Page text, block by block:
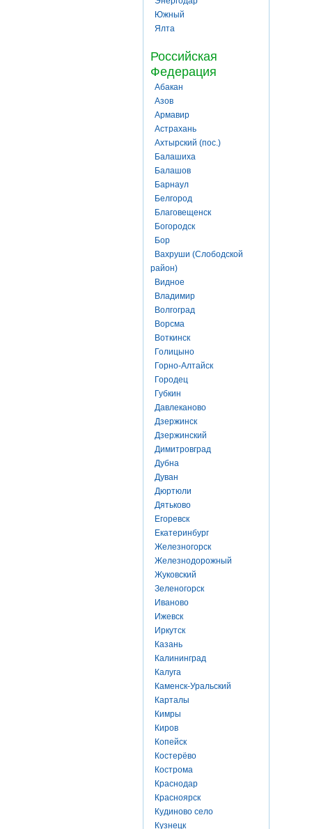
Южный
Ялта
Российская
Федерация
Абакан
Азов
Армавир
Астрахань
Ахтырский (пос.)
Балашиха
Балашов
Барнаул
Белгород
Благовещенск
Богородск
Бор
Вахруши (Слободской
район)
Видное
Владимир
Волгоград
Ворсма
Воткинск
Голицыно
Горно-Алтайск
Городец
Губкин
Давлеканово
Дзержинск
Дзержинский
Димитровград
Дубна
Дуван
Дюртюли
Дятьково
Егоревск
Екатеринбург
Железногорск
Железнодорожный
Жуковский
Зеленогорск
Иваново
Ижевск
Иркутск
Казань
Калининград
Калуга
Каменск-Уральский
Карталы
Кимры
Киров
Копейск
Костерёво
Кострома
Краснодар
Красноярск
Кудиново село
Кузнецк